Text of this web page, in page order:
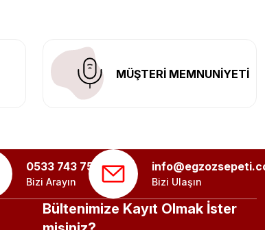
MÜŞTERİ MEMNUNİYETİ
0533 743 75 56
Bizi Arayın Bizi Ulaşın
Bültenimize Kayıt Olmak İster